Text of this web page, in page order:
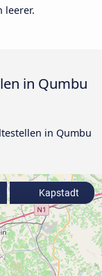
leerer.
in Qumbu
in Qumbu
Kapstadt